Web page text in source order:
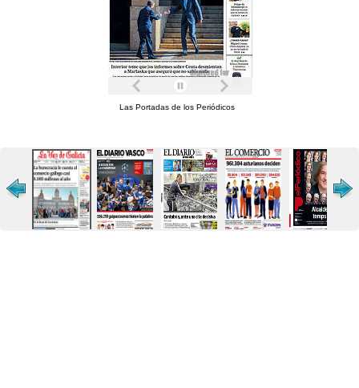
Las Portadas de los Periódicos